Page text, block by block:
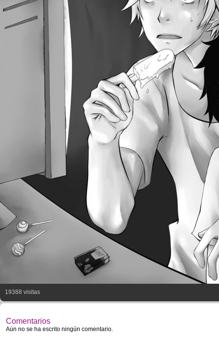
19388 visitas
Comentarios
Aún no se ha escrito ningún comentario.